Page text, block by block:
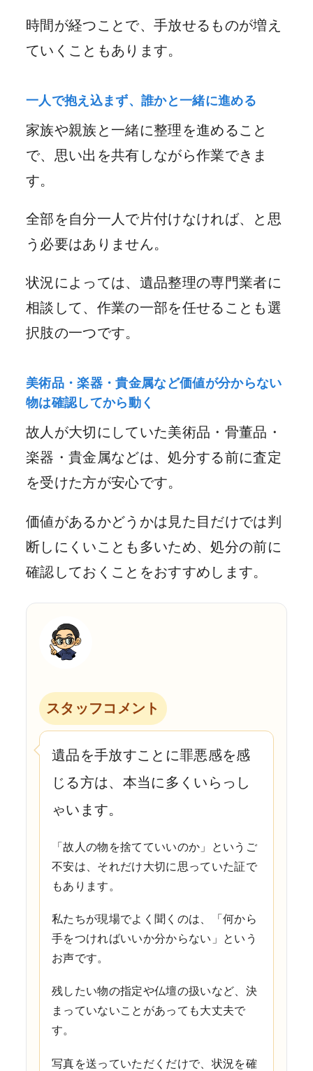
時間が経つことで、手放せるものが増え
ていくこともあります。
一人で抱え込まず、誰かと一緒に進める
家族や親族と一緒に整理を進めること
で、思い出を共有しながら作業できま
す。
全部を自分一人で片付けなければ、と思
う必要はありません。
状況によっては、遺品整理の専門業者に
相談して、作業の一部を任せることも選
択肢の一つです。
美術品・楽器・貴金属など価値が分からない
物は確認してから動く
故人が大切にしていた美術品・骨董品・
楽器・貴金属などは、処分する前に査定
を受けた方が安心です。
価値があるかどうかは見た目だけでは判
断しにくいことも多いため、処分の前に
確認しておくことをおすすめします。
スタッフコメント
遺品を手放すことに罪悪感を感
じる方は、本当に多くいらっし
ゃいます。
「故人の物を捨てていいのか」というご
不安は、それだけ大切に思っていた証で
もあります。
私たちが現場でよく聞くのは、「何から
手をつければいいか分からない」という
お声です。
残したい物の指定や仏壇の扱いなど、決
まっていないことがあっても大丈夫で
す。
写真を送っていただくだけで、状況を確